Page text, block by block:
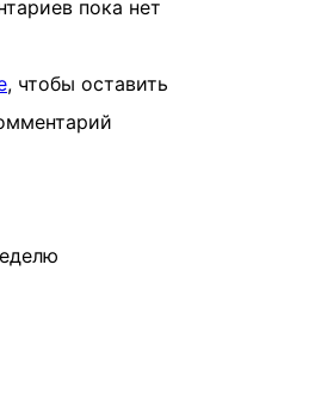
пока нет
, чтобы оставить